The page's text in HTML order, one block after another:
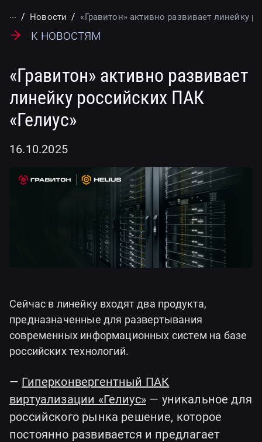
... Новости «Гравитон» активно развивает линейку
К новостям
«Гравитон» активно развивает
линейку российских ПАК
«Гелиус»
16.10.2025
Сейчас в линейку входят два продукта,
предназначенные для развертывания
современных информационных систем на базе
российских технологий.
— Гиперконвергентный ПАК
виртуализации «Гелиус»— уникальное для
российского рынка решение, которое
постоянно развивается и предлагает